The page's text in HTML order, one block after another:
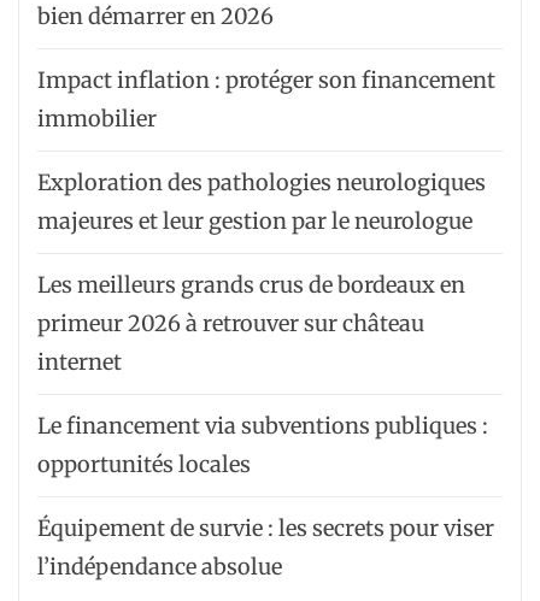
bien démarrer en 2026
Impact inflation : protéger son financement
immobilier
Exploration des pathologies neurologiques
majeures et leur gestion par le neurologue
Les meilleurs grands crus de bordeaux en
primeur 2026 à retrouver sur château
internet
Le financement via subventions publiques :
opportunités locales
Équipement de survie : les secrets pour viser
l’indépendance absolue